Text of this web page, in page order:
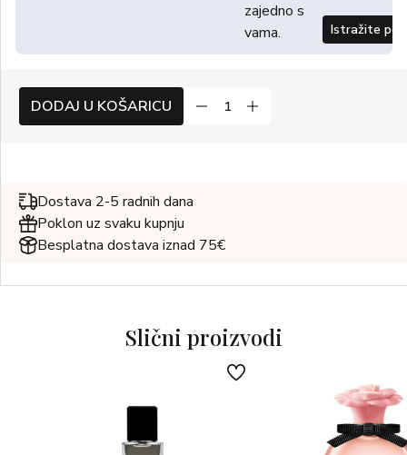
zajedno s
vama.
Istražite
DODAJ U KOŠARICU
Dostava 2-5 radnih dana
Poklon uz svaku kupnju
Besplatna dostava iznad 75€
Slični proizvodi